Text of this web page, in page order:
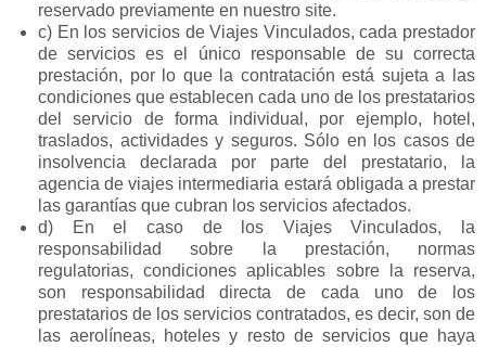
reservado previamente en nuestro site.
c) En los servicios de Viajes Vinculados, cada prestador
de servicios es el único responsable de su correcta
prestación, por lo que la contratación está sujeta a las
condiciones que establecen cada uno de los prestatarios
del servicio de forma individual, por ejemplo, hotel,
traslados, actividades y seguros. Sólo en los casos de
insolvencia declarada por parte del prestatario, la
agencia de viajes intermediaria estará obligada a prestar
las garantías que cubran los servicios afectados.
d) En el caso de los Viajes Vinculados, la
responsabilidad sobre la prestación, normas
regulatorias, condiciones aplicables sobre la reserva,
son responsabilidad directa de cada uno de los
prestatarios de los servicios contratados, es decir, son de
las aerolíneas, hoteles y resto de servicios que haya